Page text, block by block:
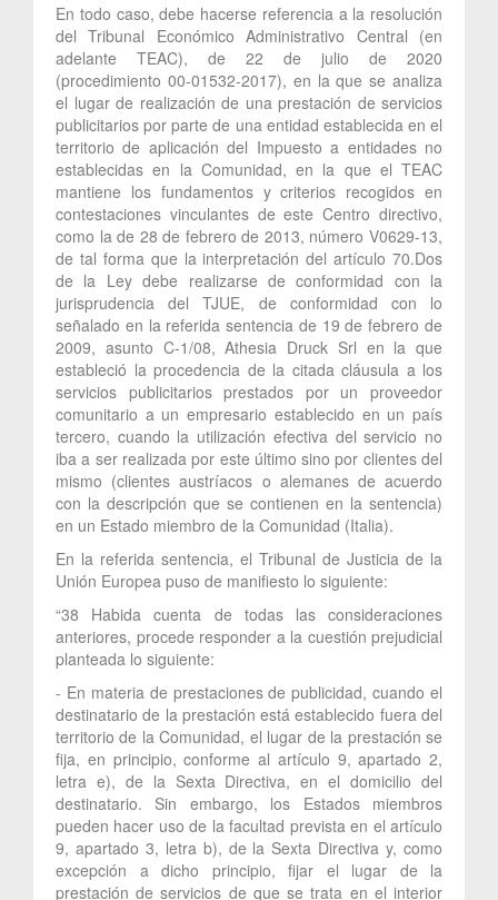
En todo caso, debe hacerse referencia a la resolución
del Tribunal Económico Administrativo Central (en
adelante TEAC), de 22 de julio de 2020
(procedimiento 00-01532-2017), en la que se analiza
el lugar de realización de una prestación de servicios
publicitarios por parte de una entidad establecida en el
territorio de aplicación del Impuesto a entidades no
establecidas en la Comunidad, en la que el TEAC
mantiene los fundamentos y criterios recogidos en
contestaciones vinculantes de este Centro directivo,
como la de 28 de febrero de 2013, número V0629-13,
de tal forma que la interpretación del artículo 70.Dos
de la Ley debe realizarse de conformidad con la
jurisprudencia del TJUE, de conformidad con lo
señalado en la referida sentencia de 19 de febrero de
2009, asunto C-1/08, Athesia Druck Srl en la que
estableció la procedencia de la citada cláusula a los
servicios publicitarios prestados por un proveedor
comunitario a un empresario establecido en un país
tercero, cuando la utilización efectiva del servicio no
iba a ser realizada por este último sino por clientes del
mismo (clientes austríacos o alemanes de acuerdo
con la descripción que se contienen en la sentencia)
en un Estado miembro de la Comunidad (Italia).
En la referida sentencia, el Tribunal de Justicia de la
Unión Europea puso de manifiesto lo siguiente:
“38 Habida cuenta de todas las consideraciones
anteriores, procede responder a la cuestión prejudicial
planteada lo siguiente:
- En materia de prestaciones de publicidad, cuando el
destinatario de la prestación está establecido fuera del
territorio de la Comunidad, el lugar de la prestación se
fija, en principio, conforme al artículo 9, apartado 2,
letra e), de la Sexta Directiva, en el domicilio del
destinatario. Sin embargo, los Estados miembros
pueden hacer uso de la facultad prevista en el artículo
9, apartado 3, letra b), de la Sexta Directiva y, como
excepción a dicho principio, fijar el lugar de la
prestación de servicios de que se trata en el interior